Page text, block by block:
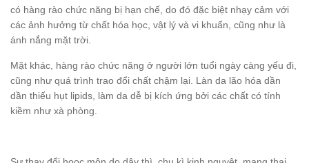
có hàng rào chức năng bị hạn chế, do đó đặc biệt nhạy cảm với
các ảnh hưởng từ chất hóa học, vật lý và vi khuẩn, cũng như là
ánh nắng mặt trời.
Mặt khác, hàng rào chức năng ở người lớn tuổi ngày càng yếu đi,
cũng như quá trình trao đổi chất chậm lại. Làn da lão hóa dần
dần thiếu hụt lipids, làm da dễ bị kích ứng bởi các chất có tính
kiềm như xà phòng.